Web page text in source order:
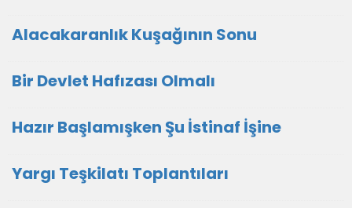
Alacakaranlık Kuşağının Sonu
Bir Devlet Hafızası Olmalı
Hazır Başlamışken Şu İstinaf İşine
Yargı Teşkilatı Toplantıları